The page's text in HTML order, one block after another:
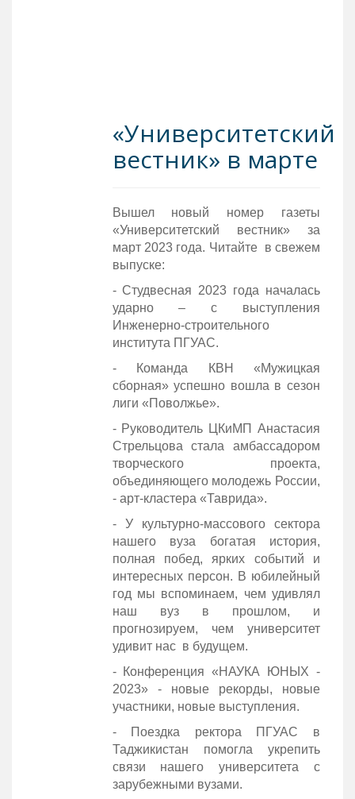
«Университетский
вестник» в марте
Вышел новый номер газеты
«Университетский вестник» за
март 2023 года. Читайте в свежем
выпуске:
- Студвесная 2023 года началась
ударно – с выступления
Инженерно-строительного
института ПГУАС.
- Команда КВН «Мужицкая
сборная» успешно вошла в сезон
лиги «Поволжье».
- Руководитель ЦКиМП Анастасия
Стрельцова стала амбассадором
творческого проекта,
объединяющего молодежь России,
- арт-кластера «Таврида».
- У культурно-массового сектора
нашего вуза богатая история,
полная побед, ярких событий и
интересных персон. В юбилейный
год мы вспоминаем, чем удивлял
наш вуз в прошлом, и
прогнозируем, чем университет
удивит нас в будущем.
- Конференция «НАУКА ЮНЫХ -
2023» - новые рекорды, новые
участники, новые выступления.
- Поездка ректора ПГУАС в
Таджикистан помогла укрепить
связи нашего университета с
зарубежными вузами.